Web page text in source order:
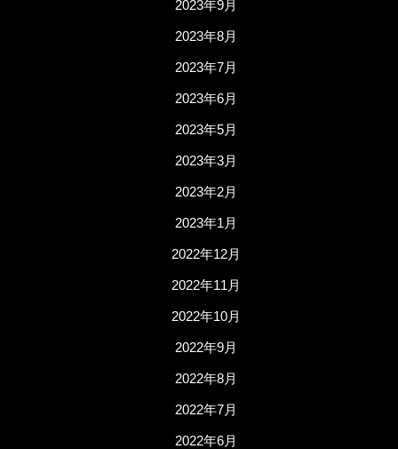
2023年9月
2023年8月
2023年7月
2023年6月
2023年5月
2023年3月
2023年2月
2023年1月
2022年12月
2022年11月
2022年10月
2022年9月
2022年8月
2022年7月
2022年6月